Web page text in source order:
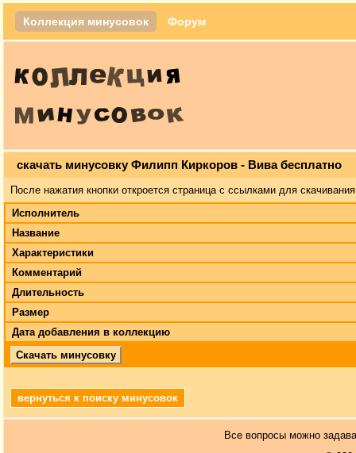
Коллекция минусовок Форум
скачать минусовку Филипп Киркоров - Вива бесплатно
После нажатия кнопки откроется страница с ссылками для
Исполнитель
Название
Характеристики
Комментарий
Длительность
Размер
Дата добавления в коллекцию
Скачать минусовку
вернуться к поиску минусовок
Все вопросы можно